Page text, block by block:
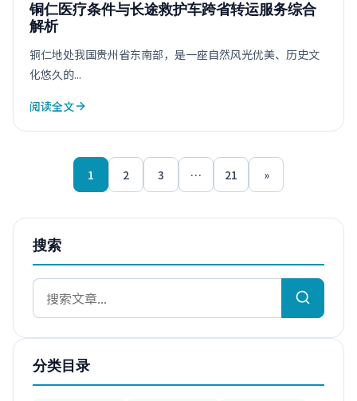
铜仁医疗条件与长途救护车跨省转运服务综合
解析
铜仁地处我国贵州省东南部，是一座自然风光优美、历史文
化悠久的...
阅读全文
1 2 3 … 21 »
搜索
分类目录